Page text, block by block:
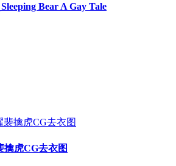
Bear A Gay Tale
擒虎CG去衣图